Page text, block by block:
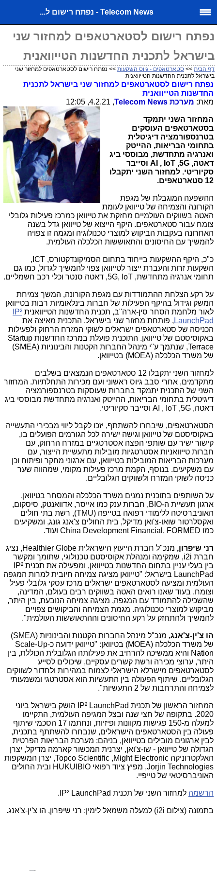
Telecom News - נפתח רישום ל...
נפתח רישום לסטארטאפים למחזור שני
בישראל לתכנית החדשנות הטייוואנית
דף הבית >> סטארטאפים - גיוס השקעות >> נפתח רישום לסטארטאפים למחזור שני
בישראל לתכנית החדשנות הטייוואנית
נפתח רישום לסטארטאפים למחזור שני בישראל לתכנית
החדשנות הטייוואנית
מאת: מערכת Telecom News
, 4.2.21, 12:05
המחזור השני יתמקד
בסטארטאפים העוסקים
בטרנספורמציה דיגיטלית
בתחומי הבריאות, ההייטק
ואנרגיה מתחדשת, מבוססי ביג
דאטה, AI , IoT ,5G וסייבר
סקיוריטי. למחזור השני יתקבלו
12 סטארטאפים.
ההשפעה המוגבלת של מגפת
הקורונה והצמיחה של טייוואן לעומת
האטה בשווקים העולמיים מחזקת את טייוואן כמרכז פעילות גלובלי
צומח עבור סטארטאפים. היקף הייצוא של טייוואן גדל בשנה
האחרונה בעקבות הביקוש למוצרי טכנולוגיה ומגמה זו צפויה
להמשיך עם החיסונים והתאוששות הכלכלה העולמית.
כ"כ, היקף ההשקעות בייחוד בתחום הסמיקונדקטורס, ICT
,
השקעות זרות והעברת ייצור לטייוואן צפוי להמשיך לגדול, כמו גם
תחומי אנרגיה מתחדשת, 5G, IoT, דאטה סנטר וכלי רכב חשמליים.
על רקע הצלחת ההתמודדות עם מגפת הקורונה, המשך צמיחת
המשק וגידול בהיקף הפעילות של חברות בינלאומיות רבות בטייוואן
לאור מלחמת הסחר סין-ארה"ב, תכנית החדשנות הטייוואנית IP²
LaunchPad , פותחת מחזור שני בישראל. התכנית מאיצה את
הכניסה של סטארטאפים ישראלים לשוקי המזרח הרחוק ולפעילות
באקוסיסטם של טייוואן. התוכנית פועלת במרכז החדשנות Startup
Terrace, שנתמך ע"י מינהל החברות הקטנות והבינוניות (SMEA
)
של משרד הכלכלה (MOEA) בטייוואן.
למחזור השני יתקבלו 12 סטארטאפים הנמצאים בשלבים
מתקדמים, אחרי סבב גיוס ראשוני ועם מכירות התחלתיות. המחזור
השני של התכנית יתמקד בחברות שעוסקות בטרנספורמציה
דיגיטלית בתחומי הבריאות, ההייטק ואנרגיה מתחדשת מבוססי ביג
דאטה, AI , IoT ,5G וסייבר סקיוריטי.
הסטארטאפים, שיבחרו להשתתף, יזכו לקבל ליווי מבכירי התעשייה
באקוסיסטם של טייוואן וגישה ישירה לכל הגורמים הפועלים בו,
קישור ישיר עם שותפי הפצה אסטרטגיים במזרח הרחוק, עם
חברות טייוואניות אסטרטגיות מובילות מתעשיית הייצור, עם
מערכות הבריאות המובילות בטייוואן, עם ארגוני מחקר ופיתוח וכן
עם משקיעים. בנוסף, הקמת מרכז פעילות מקומי, שמהווה שער
כניסה לשוקי המזרח ולשווקים הגלובליים.
על השותפים בתוכנית נמנים משרד הכלכלה והמסחר בטיוואן,
ארגון תעשיית ה-BIO, חברות ענק כמו אייסר, אדוואנטק, סיסקום,
האוניברסיטה ללימודי רפואה בטייפה (TMU), רשת בתי חולים
ואקסלרטור שואו-צ'ואן מדיקל, בית החולים צ'אנג גונג, ומשקיעים
כמו China Development Financial, FORMED ועוד.
רני שיפרון, מנכ"ל חברת הייעוץ הישראלית Healthier Globe, נציג
חברת i2i, שמקימה ומנהלת אקוסיסטם טכנולוגי, שתומך ומקשר
בין בעלי עניין בתחום החדשנות בטייוואן, ומפעילה את תכנית IP²
LaunchPad בישראל: "טייוואן מציגה צמיחה חיובית למרות המגפה
העולמית ומציעה לסטארטאפים ישראלים מרכז עסקי גלובלי פעיל
וצומח. בעוד שאנו רואים האטה בשווקים רבים בעולם, המדינה,
שהשכילה להתמודד עם המגפה, מציגה צמיחה הנובעת, בין היתר,
מביקוש למוצרי טכנולוגיה. מגמת הצמיחה והביקושים צפויים
להמשיך ולהתחזק על רקע החיסונים וההתאוששות העולמית".
הו צ'ין-צ'אנג, מנכ"ל מינהל החברות הקטנות והבינוניות (SMEA
)
של משרד הכלכלה (MOEA) בטיוואן: "טייוואן ידועה כ-Scale-Up
Nation והיא ממשיכה להרחיב את פעילותה הגלובלית הכוללת, בין
היתר, ערוצי מכירה ורשת קשרים עסקיים, שיכולים לסייע
לסטארטאפים מישרלא הישראלי לצמוח במהירות ולחדור לשווקים
הגלובליים. שיתוף הפעולה בין התעשיות הוא אסטרטגי ומשמעותי
לצמיחה והתרחבות של 2 התעשיות".
המחזור הראשון של תכנית IP² LaunchPad
הושק בישראל ביוני
2020. בתקופה של חצי שנה ובצל המגיפה העולמית, התקיימו
למעלה מ-150 פגישות מקוונות ופיזיות, ונחתמו 17 הסכמי שיתוף
פעולה בין הסטארטאפים הישראלים, שנבחרו להשתתף בתכנית,
לבין ארגונים מובילים בטייוואן, בניהם: מערכת הבריאות הפרטית
הגדולה של טייוואן - שו-צ'ואן, יצרנית המכשור קארמה מדיקל, יצרן
האלקטרוניקה Might Electronic
,
Topco Scientific, יצרן המשקפות
Jorjin Technologies, מפיץ ציוד רפואי HUKUIBIO ובית החולים
האוניברסיטאי של טייפיי.
הרשמה למחזור השני של תכנית IP² LaunchPad
.
בתמונה (צילום i2i) למעלה משמאל לימין: רני שיפרון, הו צ'ין-צ'אנג.